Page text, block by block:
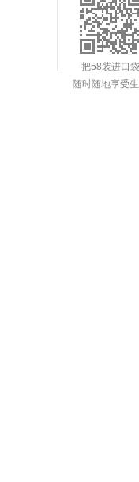
把58装进口袋
随时随地享受